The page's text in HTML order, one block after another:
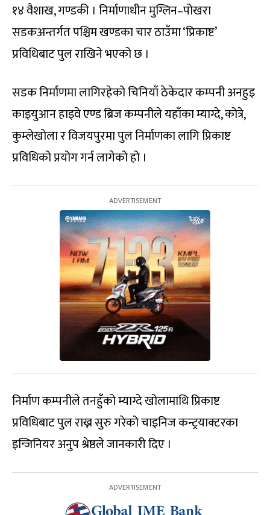
१४ वैशाख, गण्डकी । निर्माणाधीन मुग्लिन–पोखरा
सडकअन्तर्गत पश्चिम खण्डका चार ठाउँमा ‘प्रिकाष्ट’
प्रविधिबाट पुल राखिने भएको छ ।
सडक निर्माणमा लागिरहेको चिनियाँ ठेकेदार कम्पनी अनहुइ
काइयुआन हाइवे एण्ड ब्रिज कम्पनीले यहाँका म्याग्दे, कोत्रे,
कुम्लेखोला र विजयपुरमा पुल निर्माणका लागि प्रिकाष्ट
प्रविधिको प्रयोग गर्न लागेको हो ।
निर्माण कम्पनीले तनहुँको म्याग्दे खोलामाथि प्रिकाष्ट
प्रविधिबाट पुल राख्न सुरु गरेको चाइनिज कन्ट्रयाक्टरका
इन्जिनियर अनुप श्रेष्ठले जानकारी दिए ।